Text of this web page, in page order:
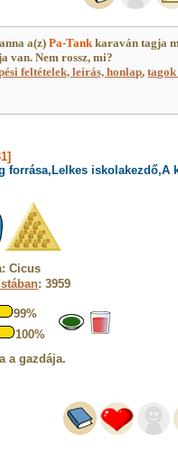
a(z)Pa-Tankkaraván tagja
van. Nem rossz, mi?
feltételek, leírás, honlap,
forrása,Lelkes iskolakezdő,A
Cicus
: 3959
99%
100%
a gazdája.